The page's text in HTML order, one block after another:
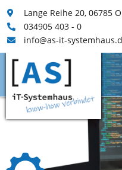
Lange Reihe 20, 06785
034905 403 - 0
info@as-it-